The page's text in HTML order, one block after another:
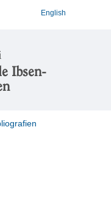
English
Ibsen-